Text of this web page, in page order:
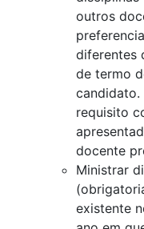
outros
diferentes
de termo
requisito
docente
Ministrar
existente